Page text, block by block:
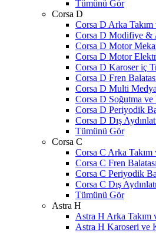
Tümünü Gör
Corsa D
Corsa D Arka Takım
Corsa D Modifiye &
Corsa D Motor
Corsa D Motor
Corsa D Karoser iç
Corsa D Fren
Corsa D Multi
Corsa D Soğutma ve
Corsa D Periyodik
Corsa D Dış
Tümünü Gör
Corsa C
Corsa C Arka Takım
Corsa C Fren
Corsa C Periyodik
Corsa C Dış
Tümünü Gör
Astra H
Astra H Arka Takım
Astra H Karoseri ve